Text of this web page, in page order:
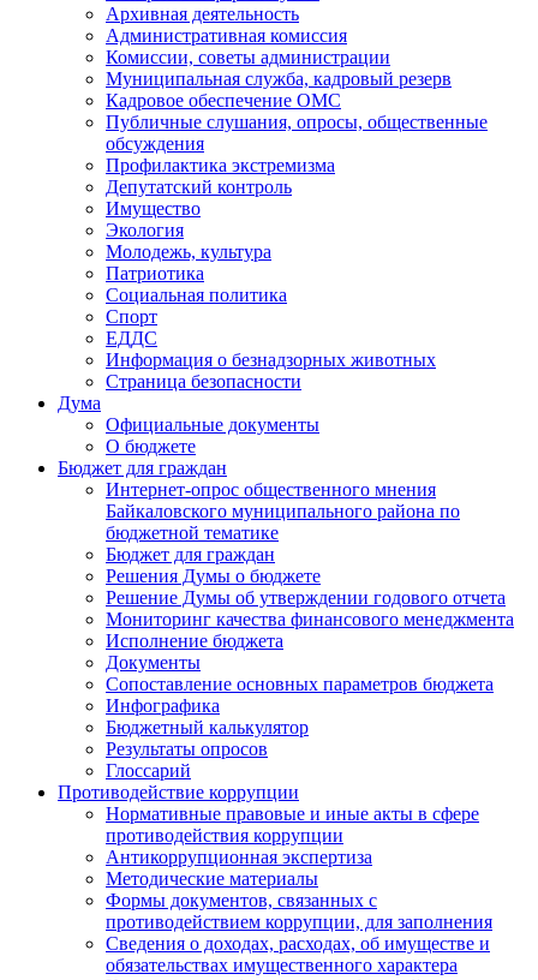
Архивная деятельность
Административная комиссия
Комиссии, советы администрации
Муниципальная служба, кадровый резерв
Кадровое обеспечение ОМС
Публичные слушания, опросы, общественные
обсуждения
Профилактика экстремизма
Депутатский контроль
Имущество
Экология
Молодежь, культура
Патриотика
Социальная политика
Спорт
ЕДДС
Информация о безнадзорных животных
Страница безопасности
Дума
Официальные документы
О бюджете
Бюджет для граждан
Интернет-опрос общественного мнения
Байкаловского муниципального района по
бюджетной тематике
Бюджет для граждан
Решения Думы о бюджете
Решение Думы об утверждении годового отчета
Мониторинг качества финансового менеджмента
Исполнение бюджета
Документы
Сопоставление основных параметров бюджета
Инфографика
Бюджетный калькулятор
Результаты опросов
Глоссарий
Противодействие коррупции
Нормативные правовые и иные акты в сфере
противодействия коррупции
Антикоррупционная экспертиза
Методические материалы
Формы документов, связанных с
противодействием коррупции, для заполнения
Сведения о доходах, расходах, об имуществе и
обязательствах имущественного характера